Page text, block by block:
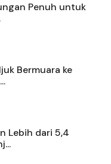
Penuh untuk
Bermuara ke
Lebih dari 5,4